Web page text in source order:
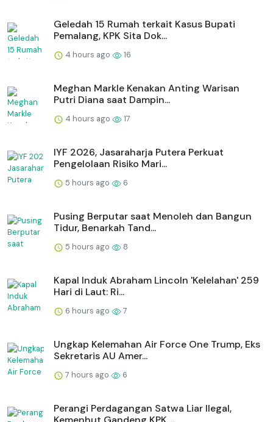
Geledah 15 Rumah terkait Kasus Bupati
Pemalang, KPK Sita Dok...
4 hours ago 16
Meghan Markle Kenakan Anting Warisan
Putri Diana saat Dampin...
4 hours ago 17
IYF 2026, Jasaraharja Putera Perkuat
Pengelolaan Risiko Mari...
5 hours ago 6
Pusing Berputar saat Menoleh dan Bangun
Tidur, Benarkah Tand...
5 hours ago 8
Kapal Induk Abraham Lincoln 'Kelelahan' 259
Hari di Laut: Ri...
6 hours ago 7
Ungkap Kelemahan Air Force One Trump, Eks
Sekretaris AU Amer...
7 hours ago 6
Perangi Perdagangan Satwa Liar Ilegal,